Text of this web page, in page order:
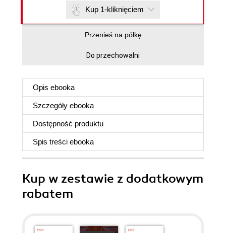
Kup 1-kliknięciem
Przenieś na półkę
Do przechowalni
Opis ebooka
Szczegóły ebooka
Dostępność produktu
Spis treści ebooka
Kup w zestawie z dodatkowym
rabatem